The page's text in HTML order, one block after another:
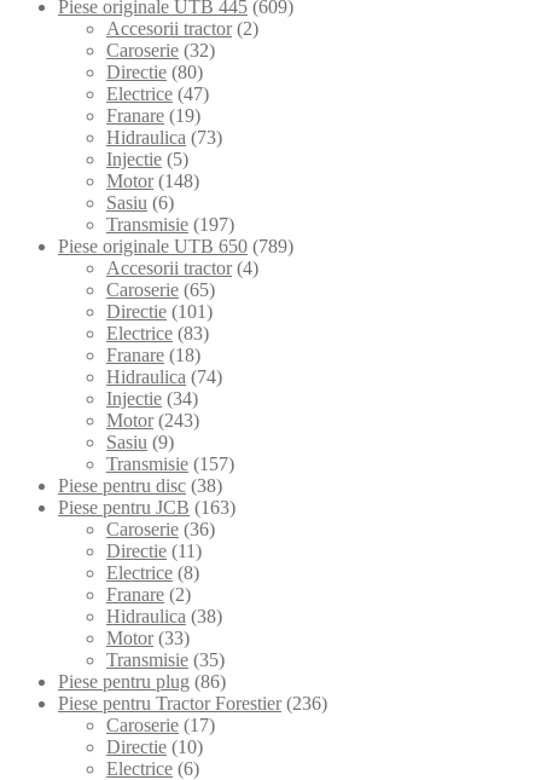
Piese originale UTB 445 (609)
Accesorii tractor (2)
Caroserie (32)
Directie (80)
Electrice (47)
Franare (19)
Hidraulica (73)
Injectie (5)
Motor (148)
Sasiu (6)
Transmisie (197)
Piese originale UTB 650 (789)
Accesorii tractor (4)
Caroserie (65)
Directie (101)
Electrice (83)
Franare (18)
Hidraulica (74)
Injectie (34)
Motor (243)
Sasiu (9)
Transmisie (157)
Piese pentru disc (38)
Piese pentru JCB (163)
Caroserie (36)
Directie (11)
Electrice (8)
Franare (2)
Hidraulica (38)
Motor (33)
Transmisie (35)
Piese pentru plug (86)
Piese pentru Tractor Forestier (236)
Caroserie (17)
Directie (10)
Electrice (6)